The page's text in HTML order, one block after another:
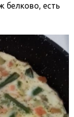
белково, есть